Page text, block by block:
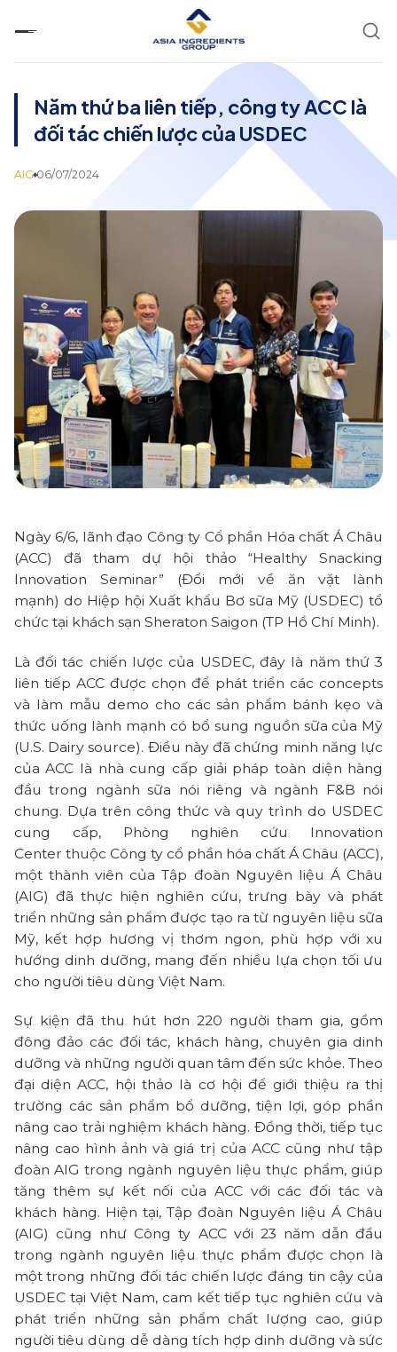
đến
Năm thứ ba liên tiếp, công ty ACC là
đối tác chiến lược của USDEC
AIG 06/07/2024
Ngày 6/6, lãnh đạo Công ty Cổ phần Hóa chất Á Châu
(ACC) đã tham dự hội thảo “Healthy Snacking
Innovation Seminar” (Đổi mới về ăn vặt lành
mạnh) do Hiệp hội Xuất khẩu Bơ sữa Mỹ (USDEC) tổ
chức tại khách sạn Sheraton Saigon (TP Hồ Chí Minh).
Là đối tác chiến lược của USDEC, đây là năm thứ 3
liên tiếp ACC được chọn để phát triển các concepts
và làm mẫu demo cho các sản phẩm bánh kẹo và
thức uống lành mạnh có bổ sung nguồn sữa của Mỹ
(U.S. Dairy source). Điều này đã chứng minh năng lực
của ACC là nhà cung cấp giải pháp toàn diện hàng
đầu trong ngành sữa nói riêng và ngành F&B nói
chung. Dựa trên công thức và quy trình do USDEC
cung cấp, Phòng nghiên cứu Innovation
Center thuộc Công ty cổ phần hóa chất Á Châu (ACC),
một thành viên của Tập đoàn Nguyên liệu Á Châu
(AIG) đã thực hiện nghiên cứu, trưng bày và phát
triển những sản phẩm được tạo ra từ nguyên liệu sữa
Mỹ, kết hợp hương vị thơm ngon, phù hợp với xu
hướng dinh dưỡng, mang đến nhiều lựa chọn tối ưu
cho người tiêu dùng Việt Nam.
Sự kiện đã thu hút hơn 220 người tham gia, gồm
đông đảo các đối tác, khách hàng, chuyên gia dinh
dưỡng và những người quan tâm đến sức khỏe. Theo
đại diện ACC, hội thảo là cơ hội để giới thiệu ra thị
trường các sản phẩm bổ dưỡng, tiện lợi, góp phần
nâng cao trải nghiệm khách hàng. Đồng thời, tiếp tục
nâng cao hình ảnh và giá trị của ACC cũng như tập
đoàn AIG trong ngành nguyên liệu thực phẩm, giúp
tăng thêm sự kết nối của ACC với các đối tác và
khách hàng. Hiện tại, Tập đoàn Nguyên liệu Á Châu
(AIG) cũng như Công ty ACC với 23 năm dẫn đầu
trong ngành nguyên liệu thực phẩm được chọn là
một trong những đối tác chiến lược đáng tin cậy của
USDEC tại Việt Nam, cam kết tiếp tục nghiên cứu và
phát triển những sản phẩm chất lượng cao, giúp
người tiêu dùng dễ dàng tích hợp dinh dưỡng và sức